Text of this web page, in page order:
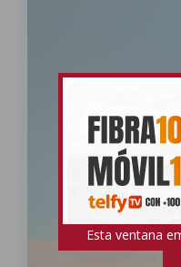
Esta ventana